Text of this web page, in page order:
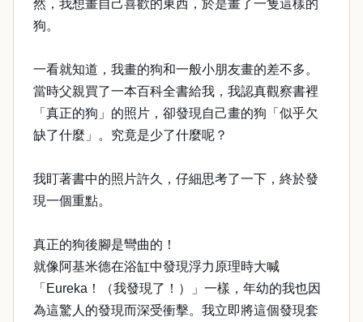
然，我想畫自己喜歡的東西，於是畫了一隻這樣的
狗。
一看就知道，我畫的狗和一般小朋友畫的差不多。
當時父親買了一本百科全書給我，我認真觀察書裡
「真正的狗」的照片，卻發現自己畫的狗「似乎欠
缺了什麼」。究竟是少了什麼呢？
我盯著書中的照片許久，仔細思考了一下，終於發
現一個重點。
真正的狗後腳是彎曲的！
就像阿基米德在浴缸中發現浮力原理時大喊
「Eureka！（我發現了！）」一樣，年幼的我也因
為這驚人的發現而深受衝擊。我立即將這個發現套